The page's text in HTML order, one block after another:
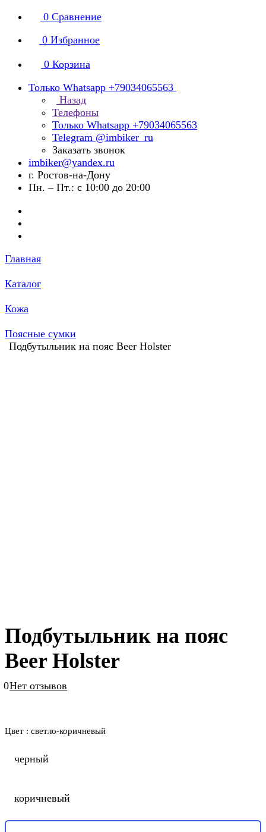
0 Сравнение
0 Избранное
0 Корзина
Только Whatsapp +79034065563
Назад
Телефоны
Только Whatsapp +79034065563
Telegram @imbiker_ru
Заказать звонок
imbiker@yandex.ru
г. Ростов-на-Дону
Пн. – Пт.: с 10:00 до 20:00
Главная
Каталог
Кожа
Поясные сумки
Подбутыльник на пояс Beer Holster
Подбутыльник на пояс
Beer Holster
0Нет отзывов
Цвет : светло-коричневый
черный
коричневый